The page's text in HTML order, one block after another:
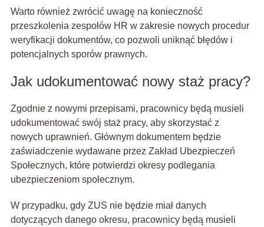
Warto również zwrócić uwagę na konieczność
przeszkolenia zespołów HR w zakresie nowych procedur
weryfikacji dokumentów, co pozwoli uniknąć błędów i
potencjalnych sporów prawnych.
Jak udokumentować nowy staż pracy?
Zgodnie z nowymi przepisami, pracownicy będą musieli
udokumentować swój staż pracy, aby skorzystać z
nowych uprawnień. Głównym dokumentem będzie
zaświadczenie wydawane przez Zakład Ubezpieczeń
Społecznych, które potwierdzi okresy podlegania
ubezpieczeniom społecznym.
W przypadku, gdy ZUS nie będzie miał danych
dotyczących danego okresu, pracownicy będą musieli